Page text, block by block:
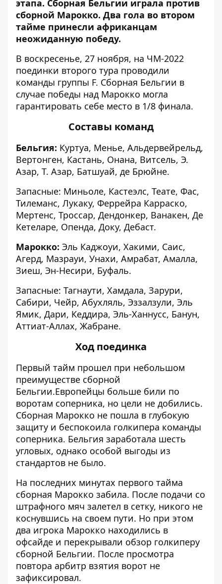
этапа. Сборная Бельгии играла против
сборной Марокко. Два гола во втором
тайме принесли африканцам
неожиданную победу.
В воскресенье, 27 ноября, на ЧМ-2022
поединки второго тура проводили
команды группы F. Сборная Бельгии в
случае победы над Марокко могла
гарантировать себе место в 1/8 финала.
Составы команд
Бельгия: Куртуа, Менье, Альдервейрельд,
Вертонген, Кастань, Онана, Витсель, Э.
Азар, Т. Азар, Батшуай, де Брюйне.
Запасные: Миньоле, Кастеэлс, Теате, Фас,
Тилеманс, Лукаку, Феррейра Карраско,
Мертенс, Троссар, Дендонкер, Ванакен, Де
Кетеларе, Опенда, Доку, Дебаст.
Марокко: Эль Каджоуи, Хакими, Саис,
Агерд, Мазрауи, Унахи, Амрабат, Амалла,
Зиеш, Эн-Несири, Буфаль.
Запасные: Тагнаути, Хамдала, Зарури,
Сабири, Чейр, Абухляль, Эззалзули, Эль
Ямик, Дари, Кеддира, Эль-Ханнусс, Банун,
Аттиат-Аллах, Жабране.
Ход поединка
Первый тайм прошел при небольшом
преимуществе сборной
Бельгии.Европейцы больше били по
воротам соперника, но цели не добились.
Сборная Марокко не пошла в глубокую
защиту и беспокоила голкипера команды
соперника. Бельгия заработала шесть
угловых, однако особой выгоды из
стандартов не было.
На последних минутах первого тайма
сборная Марокко забила. После подачи со
штрафного мяч залетел в сетку, никого не
коснувшись на своем пути. Но при этом
два игрока Марокко находились в
офсайде и перекрывали обзор голкиперу
сборной Бельгии. После просмотра
повтора арбитр взятия ворот не
зафиксировал.